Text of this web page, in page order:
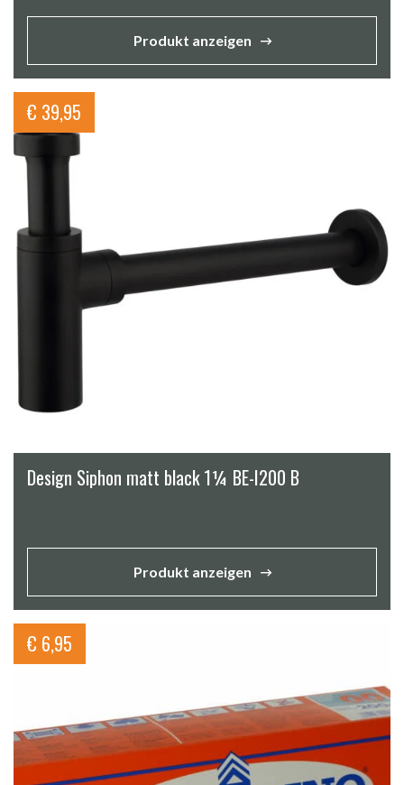
Produkt anzeigen
€ 39,95
Design Siphon matt black 1¼ BE-I200 B
Produkt anzeigen
€ 6,95